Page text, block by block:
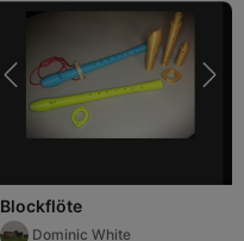
Blockflöte
Dominic White